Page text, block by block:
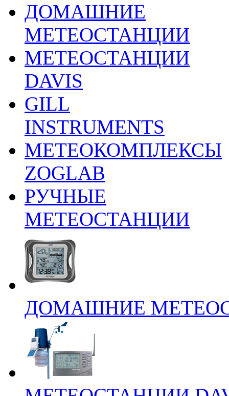
ДОМАШНИЕ
МЕТЕОСТАНЦИИ
МЕТЕОСТАНЦИИ
DAVIS
GILL
INSTRUMENTS
МЕТЕОКОМПЛЕКСЫ
ZOGLAB
РУЧНЫЕ
МЕТЕОСТАНЦИИ
ДОМАШНИЕ